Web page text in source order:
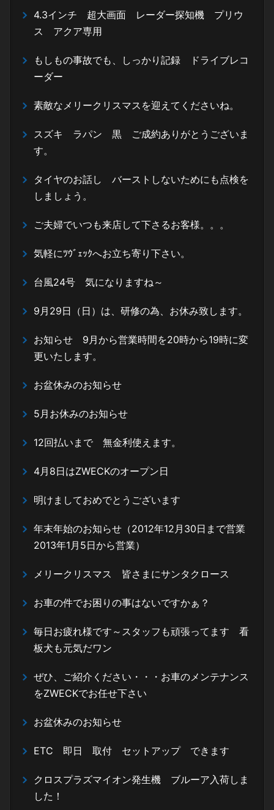
4.3インチ 超大画面 レーダー探知機 プリウ
ス アクア専用
もしもの事故でも、しっかり記録 ドライブレコ
ーダー
素敵なメリークリスマスを迎えてくださいね。
スズキ ラパン 黒 ご成約ありがとうございま
す。
タイヤのお話し バーストしないためにも点検を
しましょう。
ご夫婦でいつも来店して下さるお客様。。。
気軽にﾂｳﾞｪｯｸへお立ち寄り下さい。
台風24号 気になりますね～
9月29日（日）は、研修の為、お休み致します。
お知らせ 9月から営業時間を20時から19時に変
更いたします。
お盆休みのお知らせ
5月お休みのお知らせ
12回払いまで 無金利使えます。
4月8日はZWECKのオープン日
明けましておめでとうございます
年末年始のお知らせ（2012年12月30日まで営業
2013年1月5日から営業）
メリークリスマス 皆さまにサンタクロース
お車の件でお困りの事はないですかぁ？
毎日お疲れ様です～スタッフも頑張ってます 看
板犬も元気だワン
ぜひ、ご紹介ください・・・お車のメンテナンス
をZWECKでお任せ下さい
お盆休みのお知らせ
ETC 即日 取付 セットアップ できます
クロスプラズマイオン発生機 ブルーア入荷しま
した！